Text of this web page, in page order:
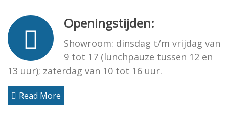
Openingstijden:
Showroom: dinsdag t/m vrijdag van
9 tot 17 (lunchpauze tussen 12 en
13 uur); zaterdag van 10 tot 16 uur.
Read More